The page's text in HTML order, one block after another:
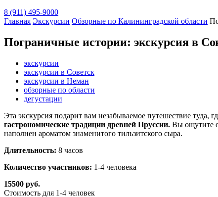
8 (911) 495-9000
Главная Экскурсии Обзорные по Калининградской области
Пограничные истории: экскурсия в
экскурсии
экскурсии в Советск
экскурсии в Неман
обзорные по области
дегустации
Эта экскурсия подарит вам незабываемое путешествие туда,
гастрономические традиции древней Пруссии. Вы ощутите
наполнен ароматом знаменитого тильзитского сыра.
Длительность: 8 часов
Количество участников: 1-4 человека
15500 руб.
Стоимость для 1-4 человек